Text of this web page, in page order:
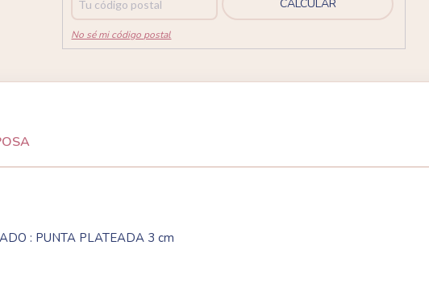
CALCULAR
No sé mi código postal
: PUNTA PLATEADA 3 cm